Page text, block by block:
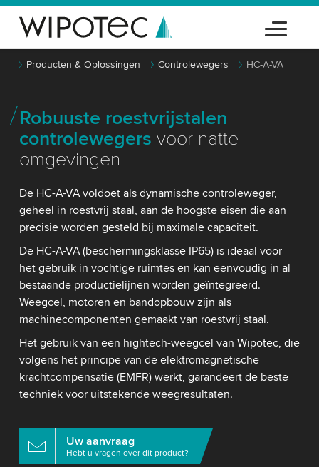
Producten & Oplossingen Controlewegers HC-A-VA
Robuuste roestvrijstalen
controlewegers voor natte
omgevingen
De HC-A-VA voldoet als dynamische controleweger,
geheel in roestvrij staal, aan de hoogste eisen die aan
precisie worden gesteld bij maximale capaciteit.
De HC-A-VA (beschermingsklasse IP65) is ideaal voor
het gebruik in vochtige ruimtes en kan eenvoudig in al
bestaande productielijnen worden geïntegreerd.
Weegcel, motoren en bandopbouw zijn als
machinecomponenten gemaakt van roestvrij staal.
Het gebruik van een hightech-weegcel van Wipotec, die
volgens het principe van de elektromagnetische
krachtcompensatie (EMFR) werkt, garandeert de beste
techniek voor uitstekende weegresultaten.
Uw aanvraag
Hebt u vragen over dit product?